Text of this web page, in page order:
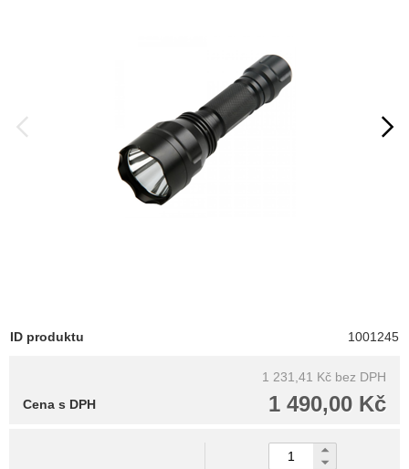
ID produktu 1001245
1 231,41 Kč bez DPH
1 490,00 Kč
Cena s DPH